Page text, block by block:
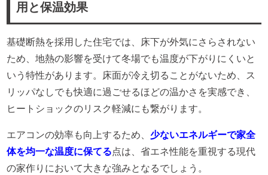
用と保温効果
基礎断熱を採用した住宅では、床下が外気にさらされない
ため、地熱の影響を受けて冬場でも温度が下がりにくいと
いう特性があります。床面が冷え切ることがないため、ス
リッパなしでも快適に過ごせるほどの温かさを実感でき、
ヒートショックのリスク軽減にも繋がります。
エアコンの効率も向上するため、少ないエネルギーで家全
体を均一な温度に保てる点は、省エネ性能を重視する現代
の家作りにおいて大きな強みとなるでしょう。